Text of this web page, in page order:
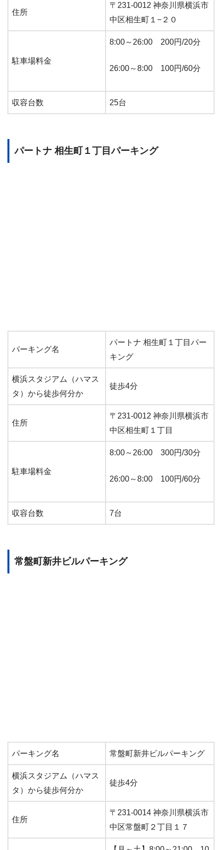
住所
〒231-0012 神奈川県横浜市
中区相生町１−２０
駐車場料金
8:00～26:00 200円/20分
26:00～8:00 100円/60分
収容台数 25台
パートナ 相生町１丁目パーキング
パーキング名
パートナ 相生町１丁目パー
キング
横浜スタジアム（ハマス
タ）から徒歩何分か
徒歩4分
住所
〒231-0012 神奈川県横浜市
中区相生町１丁目
駐車場料金
8:00～26:00 300円/30分
26:00～8:00 100円/60分
収容台数 7台
常盤町新井ビルパーキング
パーキング名 常盤町新井ビルパーキング
横浜スタジアム（ハマス
タ）から徒歩何分か
徒歩4分
住所
〒231-0014 神奈川県横浜市
中区常盤町２丁目１７